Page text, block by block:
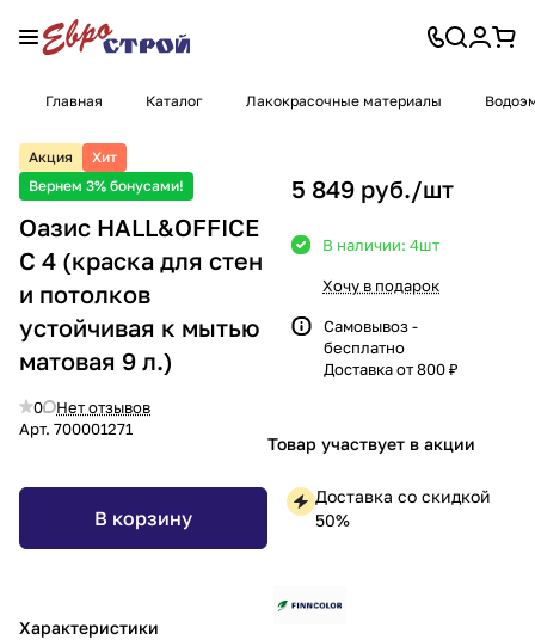
Главная Каталог Лакокрасочные материалы
Акция
Хит
Вернем 3% бонусами!
Оазис HALL&OFFICE
С 4 (краска для стен
и потолков
устойчивая к мытью
матовая 9 л.)
0
Нет отзывов
Арт. 700001271
В корзину
Характеристики
5 849 руб./шт
В наличии: 4шт
Хочу в подарок
Самовывоз -
бесплатно
Доставка от 800 ₽
Товар участвует в акции
Доставка со скидкой
50%